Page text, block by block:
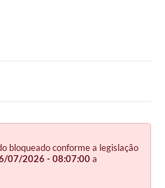
bloqueado conforme a legislação
07/2026 - 08:07:00a